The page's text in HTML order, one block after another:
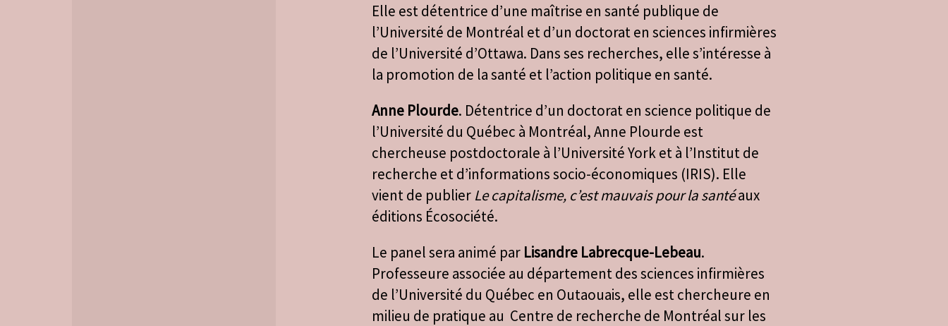
Elle est détentrice d’une maîtrise en santé publique de
l’Université de Montréal et d’un doctorat en sciences infirmières
de l’Université d’Ottawa. Dans ses recherches, elle s’intéresse à
la promotion de la santé et l’action politique en santé.
Anne Plourde. Détentrice d’un doctorat en science politique de
l’Université du Québec à Montréal, Anne Plourde est
chercheuse postdoctorale à l’Université York et à l’Institut de
recherche et d’informations socio-économiques (IRIS). Elle
vient de publier Le capitalisme, c’est mauvais pour la santéaux
éditions Écosociété.
Le panel sera animé par Lisandre Labrecque-Lebeau.
Professeure associée au département des sciences infirmières
de l’Université du Québec en Outaouais, elle est chercheure en
milieu de pratique au Centre de recherche de Montréal sur les